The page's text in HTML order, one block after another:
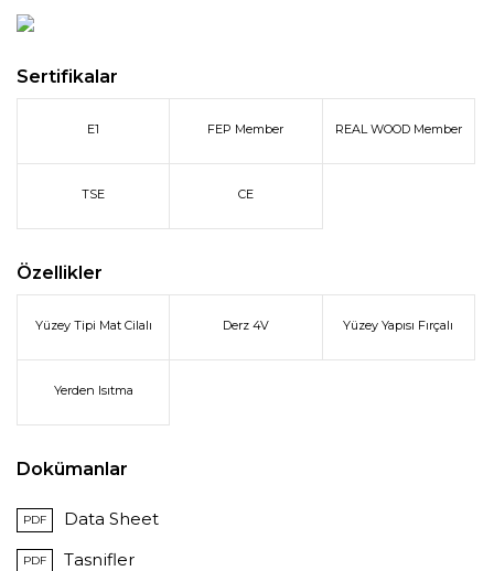
Sertifikalar
E1 FEP Member REAL WOOD Member
TSE CE
Özellikler
Yüzey Tipi Mat Cilalı Derz 4V Yüzey Yapısı Fırçalı
Yerden Isıtma
Dokümanlar
PDF Data Sheet
PDF Tasnifler